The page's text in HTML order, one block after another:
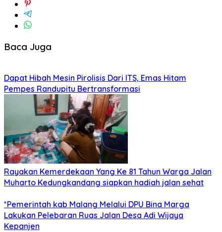
Baca Juga
Dapat Hibah Mesin Pirolisis Dari ITS, Emas Hitam
Pempes Randupitu Bertransformasi
Rayakan Kemerdekaan Yang Ke 81 Tahun Warga Jalan
Muharto Kedungkandang siapkan hadiah jalan sehat
*Pemerintah kab Malang Melalui DPU Bina Marga
Lakukan Pelebaran Ruas Jalan Desa Adi Wijaya
Kepanjen